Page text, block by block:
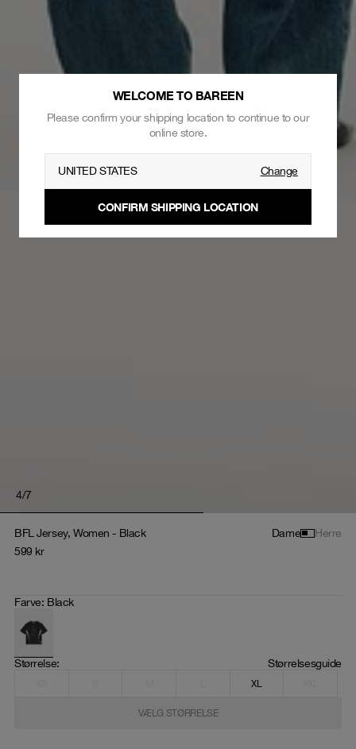
4/7
BFL Jersey, Women - Black Dame
Herre
599 kr
Farve: Black
Størrelse: Størrelsesguide
XL
VÆLG STØRRELSE
WELCOME TO BAREEN
Please confirm your shipping location to continue to our
online store.
UNITED STATES Change
CONFIRM SHIPPING LOCATION